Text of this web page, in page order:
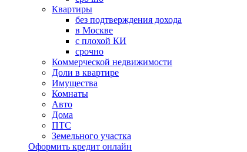
Квартиры
без подтверждения дохода
в Москве
с плохой КИ
срочно
Коммерческой недвижимости
Доли в квартире
Имущества
Комнаты
Авто
Дома
ПТС
Земельного участка
Оформить кредит онлайн